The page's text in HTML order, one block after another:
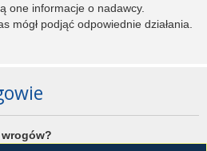
one informacje o nadawcy.
mógł podjąć odpowiednie działania.